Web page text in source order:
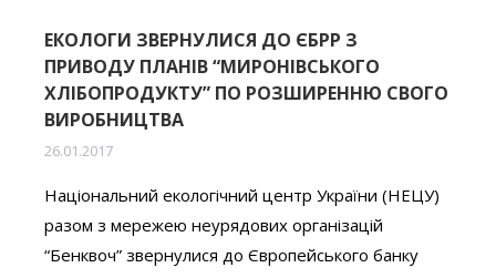
ЕКОЛОГИ ЗВЕРНУЛИСЯ ДО ЄБРР З
ПРИВОДУ ПЛАНІВ “МИРОНІВСЬКОГО
ХЛІБОПРОДУКТУ” ПО РОЗШИРЕННЮ СВОГО
ВИРОБНИЦТВА
26.01.2017
Національний екологічний центр України (НЕЦУ)
разом з мережею неурядових організацій
“Бенквоч” звернулися до Європейського банку